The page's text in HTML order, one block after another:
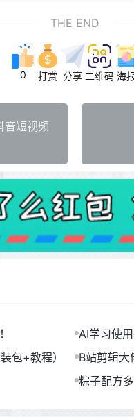
THE END
0 打赏 分享 二维码 海
音短视频
AI学习使
B）
包+教程）
B站剪辑大
粽子配方